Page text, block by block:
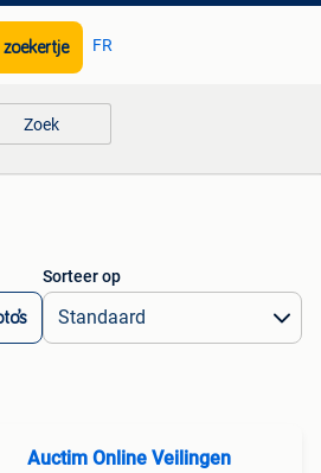
FR
Zoek
Sorteer op
Auctim Online Veilingen